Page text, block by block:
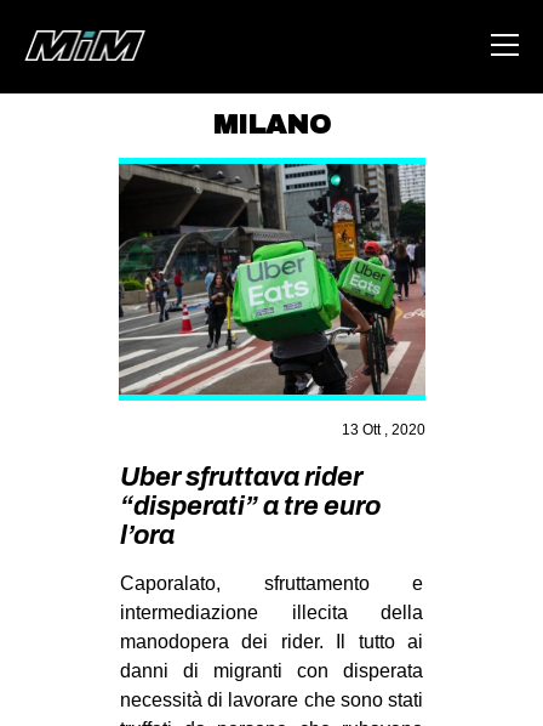
ABOUT
AREA
DEGENERAZIONE
GAZA FREESTYLE
CSOA LAMBRETTA
STUDENTI TSUNAMI
ZAM
SPAZI
SPORT POPOLARE
MILANO
13 Ott , 2020
Uber sfruttava rider
“disperati” a tre euro
l’ora
Caporalato, sfruttamento e
intermediazione illecita della
manodopera dei rider. Il tutto ai
danni di migranti con disperata
necessità di lavorare che sono stati